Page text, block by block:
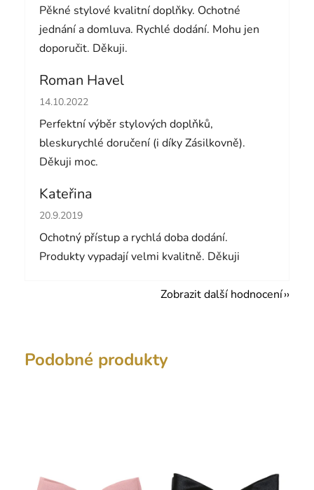
Pěkné stylové kvalitní doplňky. Ochotné
jednání a domluva. Rychlé dodání. Mohu jen
doporučit. Děkuji.
Roman Havel
Hodnocení obchodu je 5 z 5 hvězdiček.
14.10.2022
Perfektní výběr stylových doplňků,
bleskurychlé doručení (i díky Zásilkovně).
Děkuji moc.
Kateřina
Hodnocení obchodu je 5 z 5 hvězdiček.
20.9.2019
Ochotný přístup a rychlá doba dodání.
Produkty vypadají velmi kvalitně. Děkuji
Zobrazit další hodnocení
Podobné produkty